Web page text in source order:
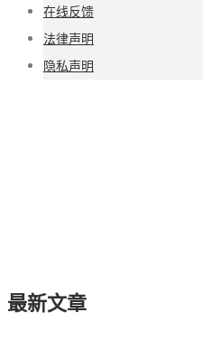
在线反馈
法律声明
隐私声明
最新文章